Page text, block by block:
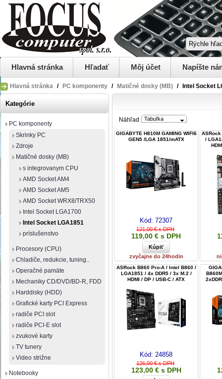
Hlavná stránka Hľadať Môj účet Napíšte
Hlavná stránka / PC komponenty / Matičné dosky (MB) / Intel Socket
Kategórie
PC komponenty
Skrinky PC
Zdroje
Matičné dosky (MB)
s integrovanym CPU
AMD Socket AM4
AMD Socket AM5
AMD Socket WRX8/TRX50
Intel Socket LGA1700
Intel Socket LGA1851
príslušenstvo
Procesory (CPU)
Chladiče, redukcie, tuning..
Operačné pamäte
Mechaniky CD/DVD/BD-R, FDD
Harddisky (HDD)
Grafické karty PCI Express
radiče PCI slot
radiče PCI-E slot
zvukové karty
TV tunery
Video strižne
Notebooky
Náhľad Tabuľka
GIGABYTE H810M GAMING WIFI6
GEN5 /LGA 1851/mATX
Kód: 72307
121,00 € s DPH
119,00 € s DPH
zvyčajne do 24hodin
ASRock
/
ASRock B860 Pro-A / Intel B860 /
LGA1851 / 4x DDR5 / 3x M.2 /
HDMI / DP / USB-C / ATX
Kód: 24858
126,00 € s DPH
123,00 € s DPH